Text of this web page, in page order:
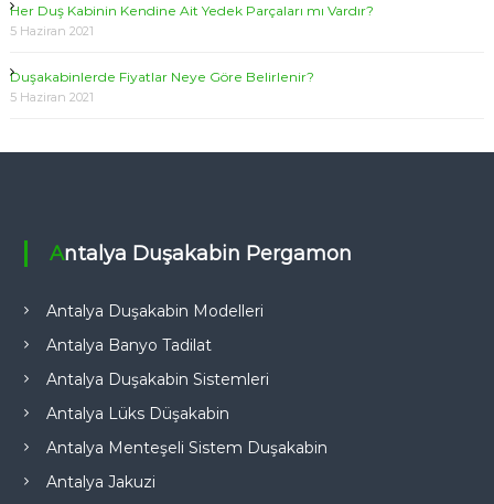
Her Duş Kabinin Kendine Ait Yedek Parçaları mı Vardır?
5 Haziran 2021
Duşakabinlerde Fiyatlar Neye Göre Belirlenir?
5 Haziran 2021
Antalya Duşakabin Pergamon
Antalya Duşakabin Modelleri
Antalya Banyo Tadilat
Antalya Duşakabin Sistemleri
Antalya Lüks Düşakabin
Antalya Menteşeli Sistem Duşakabin
Antalya Jakuzi